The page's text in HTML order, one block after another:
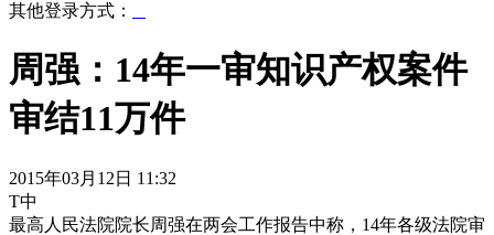
其他登录方式：
周强：14年一审知识产权案件
审结11万件
2015年03月12日 11:32
T中
最高人民法院院长周强在两会工作报告中称，14年各级法院审